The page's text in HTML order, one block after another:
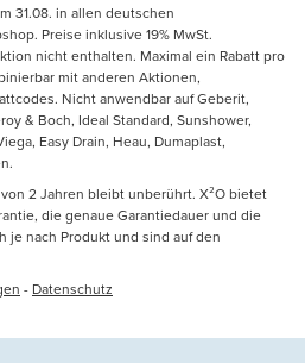
31.08. in allen deutschen
Preise inklusive 19% MwSt.
nicht enthalten. Maximal ein Rabatt pro
mit anderen Aktionen,
Nicht anwendbar auf Geberit,
& Boch, Ideal Standard, Sunshower,
Easy Drain, Heau, Dumaplast,
2 Jahren bleibt unberührt. X²O bietet
die genaue Garantiedauer und die
nach Produkt und sind auf den
- Datenschutz